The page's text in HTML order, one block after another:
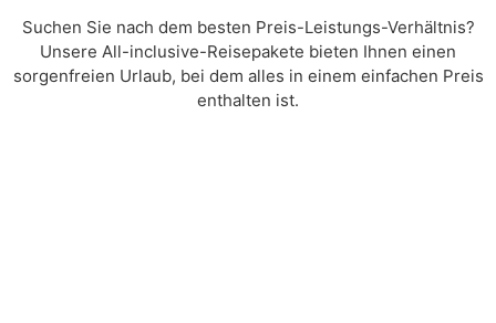
Suchen Sie nach dem besten Preis-Leistungs-Verhältnis?
Unsere All-inclusive-Reisepakete bieten Ihnen einen
sorgenfreien Urlaub, bei dem alles in einem einfachen Preis
enthalten ist.